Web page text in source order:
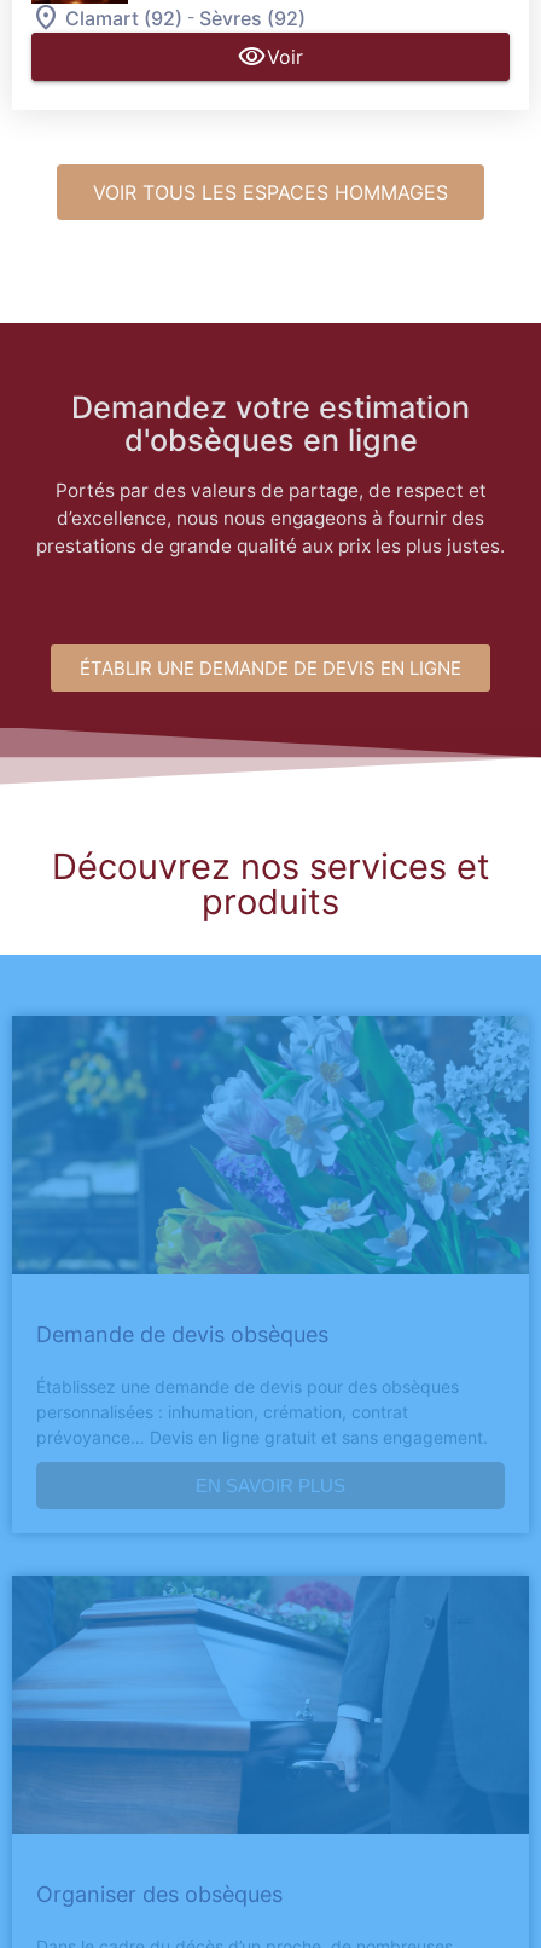
Clamart (92) - Sèvres (92)
Voir
VOIR TOUS LES ESPACES HOMMAGES
Demandez votre estimation
d'obsèques en ligne
Portés par des valeurs de partage, de respect et
d’excellence, nous nous engageons à fournir des
prestations de grande qualité aux prix les plus justes.
ÉTABLIR UNE DEMANDE DE DEVIS EN LIGNE
Découvrez nos services et
produits
Demande de devis obsèques
Établissez une demande de devis pour des obsèques
personnalisées : inhumation, crémation, contrat
prévoyance… Devis en ligne gratuit et sans engagement.
EN SAVOIR PLUS
Organiser des obsèques